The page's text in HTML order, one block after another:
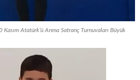
Atatürk’ü Anma Satranç Turnuvaları Büyük